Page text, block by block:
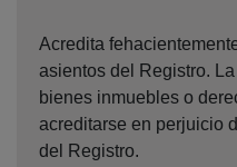
Acredita
asientos del Registro.
bienes inmuebles o
acreditarse en perjuicio
del Registro.